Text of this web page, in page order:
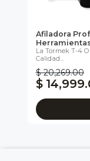
Afiladora
La Tormek T-4
Calidad...
$ 20,269.00
$